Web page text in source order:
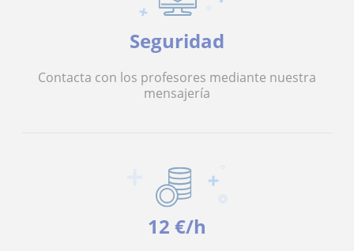
Seguridad
Contacta con los profesores mediante nuestra
mensajería
12 €/h